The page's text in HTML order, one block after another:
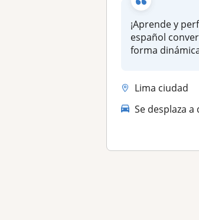
​¡Aprende y
español
forma
Lima ciudad
Se desplaza